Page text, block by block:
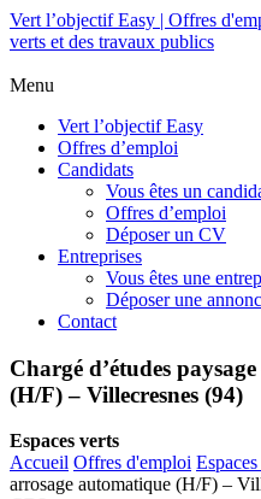
Vert l’objectif Easy | Offres
verts et des travaux publics
Menu
Vert l’objectif Easy
Offres d’emploi
Candidats
Vous êtes un
Offres d’emploi
Déposer un CV
Entreprises
Vous êtes une
Déposer une
Contact
Chargé d’études
(H/F) – Villecresnes (94)
Espaces verts
Accueil Offres d'emploi
arrosage automatique (H/F) –